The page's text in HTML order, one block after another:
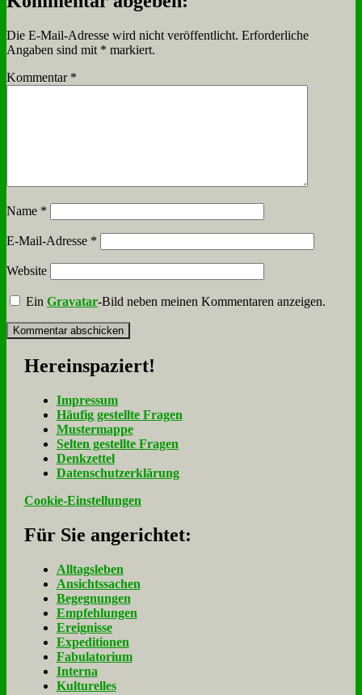
Die E-Mail-Adresse wird nicht veröffentlicht. Erforderliche
Angaben sind mit * markiert.
Kommentar *
Name *
E-Mail-Adresse *
Website
EinGravatar-Bild neben meinen Kommentaren anzeigen.
Her­ein­spa­ziert!
Im­pres­sum
Häu­fig ge­stell­te Fra­gen
Mu­ster­map­pe
Sel­ten ge­stell­te Fra­gen
Denk­zet­tel
Da­ten­schutz­er­klä­rung
Cookie-Einstellungen
Für Sie an­ge­rich­tet:
Alltagsleben
Ansichtssachen
Begegnungen
Empfehlungen
Ereignisse
Expeditionen
Fabulatorium
Interna
Kulturelles